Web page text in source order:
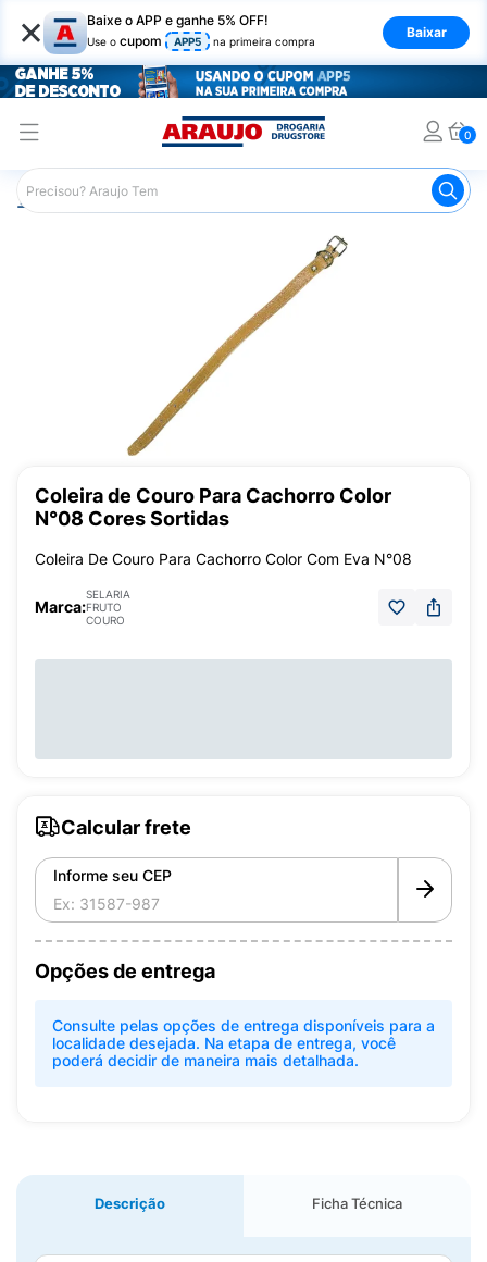
× Baixe o APP e ganhe 5% OFF!
Use o cupom APP5 na primeira compra
Baixar
0
Araujo Pet Shop Coleira para Cachorro
Coleira de Couro Para Cachorro Color
N°08 Cores Sortidas
Coleira De Couro Para Cachorro Color Com Eva N°08
Marca:
SELARIA
FRUTO
COURO
Calcular frete
Informe seu CEP
Opções de entrega
Consulte pelas opções de entrega disponíveis para a
localidade desejada. Na etapa de entrega, você
poderá decidir de maneira mais detalhada.
Descrição Ficha Técnica